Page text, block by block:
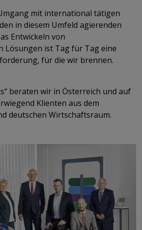
mit international tätigen
in diesem Umfeld agierenden
Entwickeln von
Lösungen ist Tag für Tag eine
für die wir brennen.
beraten wir in Österreich und auf
Klienten aus dem
deutschen Wirtschaftsraum.